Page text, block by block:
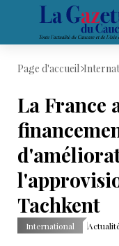
Page d'accueil
La France
Tachkent
International